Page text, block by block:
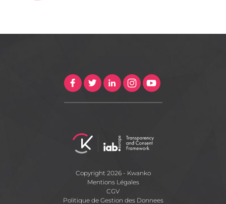
Copyright 2026 - Kwanko
Mentions Légales
CGV
Politique de Gestion des Donnees